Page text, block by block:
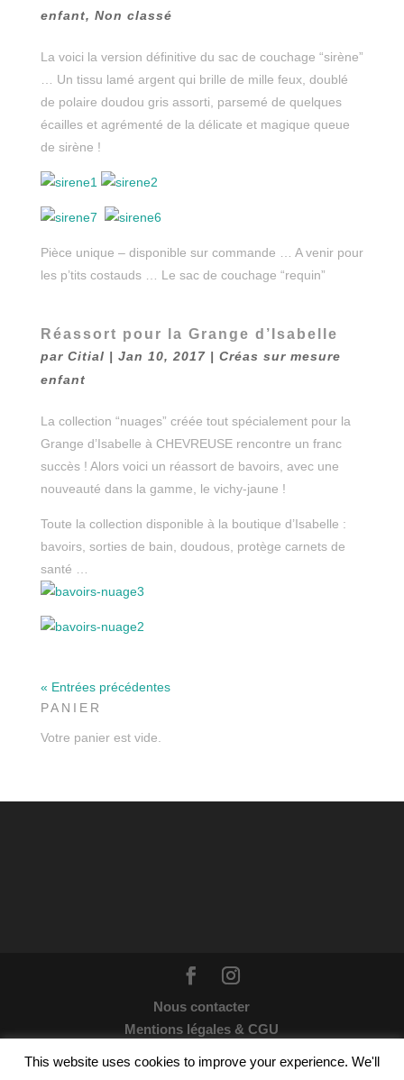
enfant, Non classé
La voici la version définitive du sac de couchage “sirène”
… Un tissu lamé argent qui brille de mille feux, doublé
de polaire doudou gris assorti, parsemé de quelques
écailles et agrémenté de la délicate et magique queue
de sirène !
Pièce unique – disponible sur commande … A venir pour
les p’tits costauds … Le sac de couchage “requin”
Réassort pour la Grange d’Isabelle
par Citial | Jan 10, 2017| Créas sur mesure
enfant
La collection “nuages” créée tout spécialement pour la
Grange d’Isabelle à CHEVREUSE rencontre un franc
succès ! Alors voici un réassort de bavoirs, avec une
nouveauté dans la gamme, le vichy-jaune !
Toute la collection disponible à la boutique d’Isabelle :
bavoirs, sorties de bain, doudous, protège carnets de
santé …
« Entrées précédentes
PANIER
Votre panier est vide.
Nous contacter
Mentions légales & CGU
réservés : Les enchanteuses
This website uses cookies to improve your experience. We'll